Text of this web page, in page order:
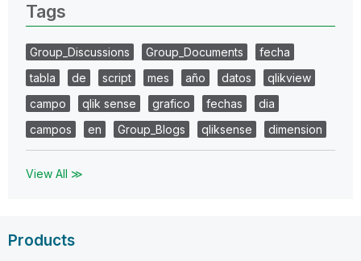
Tags
Group_Discussions Group_Documents
fecha
tabla
de script mes año datos
qlikview
campo
qlik sense grafico fechas
dia
campos
en Group_Blogs qliksense dimension
View All ≫
Products